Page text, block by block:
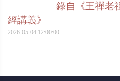
錄自《王禪老祖玄
經講義》
2026-05-04 12:00:00